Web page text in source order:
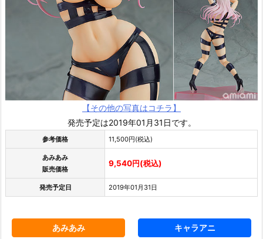
【その他の写真はコチラ】
発売予定は2019年01月31日です。
参考価格 11,500円(税込)
あみあみ
販売価格
9,540円(税込)
発売予定日 2019年01月31日
あみあみ キャラアニ